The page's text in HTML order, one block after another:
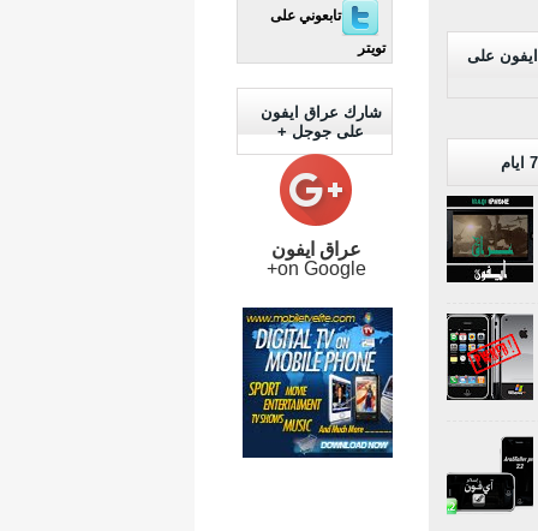
على
تابعوني على
تويتر
شارك عراق ايفون
على جوجل +
عراق ايفون
on Google+